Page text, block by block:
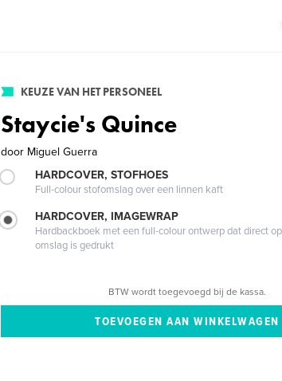
KEUZE VAN HET PERSONEEL
Staycie's Quince
door Miguel Guerra
HARDCOVER, STOFHOES
Full-colour stofomslag over een linnen kaft
HARDCOVER, IMAGEWRAP
Hardbackboek met een full-colour ontwerp dat direct
omslag is gedrukt
BTW wordt toegevoegd bij de kassa.